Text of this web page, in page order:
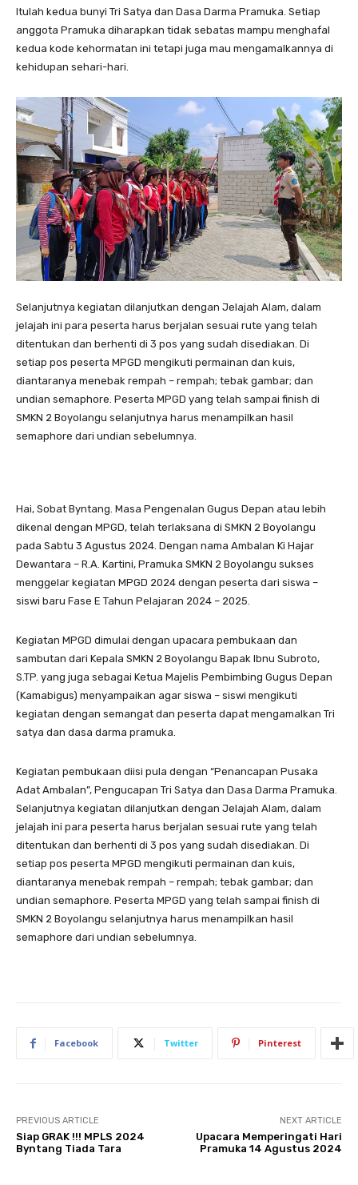
Itulah kedua bunyi Tri Satya dan Dasa Darma Pramuka. Setiap
anggota Pramuka diharapkan tidak sebatas mampu menghafal
kedua kode kehormatan ini tetapi juga mau mengamalkannya di
kehidupan sehari-hari.
Selanjutnya kegiatan dilanjutkan dengan Jelajah Alam, dalam
jelajah ini para peserta harus berjalan sesuai rute yang telah
ditentukan dan berhenti di 3 pos yang sudah disediakan. Di
setiap pos peserta MPGD mengikuti permainan dan kuis,
diantaranya menebak rempah – rempah; tebak gambar; dan
undian semaphore. Peserta MPGD yang telah sampai finish di
SMKN 2 Boyolangu selanjutnya harus menampilkan hasil
semaphore dari undian sebelumnya.
Hai, Sobat Byntang. Masa Pengenalan Gugus Depan atau lebih
dikenal dengan MPGD, telah terlaksana di SMKN 2 Boyolangu
pada Sabtu 3 Agustus 2024. Dengan nama Ambalan Ki Hajar
Dewantara – R.A. Kartini, Pramuka SMKN 2 Boyolangu sukses
menggelar kegiatan MPGD 2024 dengan peserta dari siswa –
siswi baru Fase E Tahun Pelajaran 2024 – 2025.
Kegiatan MPGD dimulai dengan upacara pembukaan dan
sambutan dari Kepala SMKN 2 Boyolangu Bapak Ibnu Subroto,
S.TP. yang juga sebagai Ketua Majelis Pembimbing Gugus Depan
(Kamabigus) menyampaikan agar siswa – siswi mengikuti
kegiatan dengan semangat dan peserta dapat mengamalkan Tri
satya dan dasa darma pramuka.
Kegiatan pembukaan diisi pula dengan “Penancapan Pusaka
Adat Ambalan”, Pengucapan Tri Satya dan Dasa Darma Pramuka.
Selanjutnya kegiatan dilanjutkan dengan Jelajah Alam, dalam
jelajah ini para peserta harus berjalan sesuai rute yang telah
ditentukan dan berhenti di 3 pos yang sudah disediakan. Di
setiap pos peserta MPGD mengikuti permainan dan kuis,
diantaranya menebak rempah – rempah; tebak gambar; dan
undian semaphore. Peserta MPGD yang telah sampai finish di
SMKN 2 Boyolangu selanjutnya harus menampilkan hasil
semaphore dari undian sebelumnya.
Facebook Twitter Pinterest
PREVIOUS ARTICLE
Siap GRAK !!! MPLS 2024
Byntang Tiada Tara
NEXT ARTICLE
Upacara Memperingati Hari
Pramuka 14 Agustus 2024